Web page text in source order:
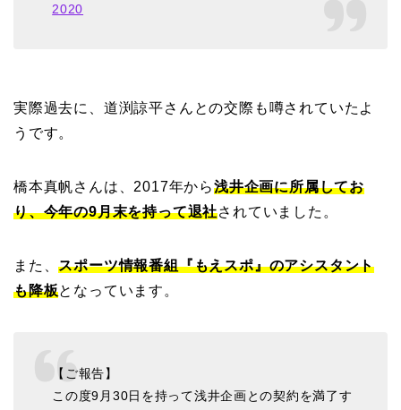
2020
実際過去に、道渕諒平さんとの交際も噂されていたよ
うです。
橋本真帆さんは、2017年から浅井企画に所属してお
り、今年の9月末を持って退社されていました。
また、スポーツ情報番組『もえスポ』のアシスタント
も降板となっています。
【ご報告】
この度9月30日を持って浅井企画との契約を満了す